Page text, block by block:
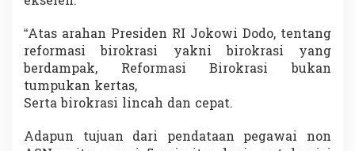
“Atas arahan Presiden RI Jokowi Dodo, tentang
reformasi birokrasi yakni birokrasi yang
berdampak, Reformasi Birokrasi bukan
tumpukan kertas,
Serta birokrasi lincah dan cepat.
Adapun tujuan dari pendataan pegawai non